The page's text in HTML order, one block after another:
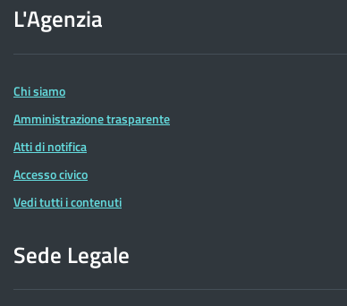
dell'Agenzia
delle
Entrate
L'Agenzia
Chi siamo
Amministrazione trasparente
Atti di notifica
Accesso civico
Vedi tutti i contenuti
Sede Legale